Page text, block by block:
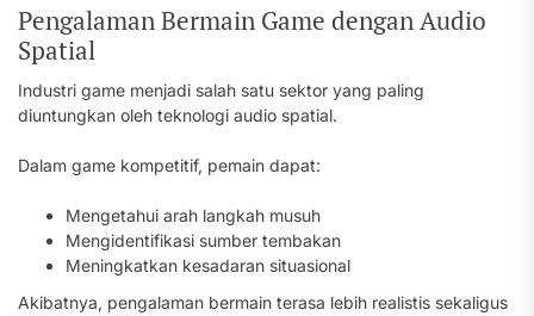
Pengalaman Bermain Game dengan Audio
Spatial
Industri game menjadi salah satu sektor yang paling
diuntungkan oleh teknologi audio spatial.
Dalam game kompetitif, pemain dapat:
Mengetahui arah langkah musuh
Mengidentifikasi sumber tembakan
Meningkatkan kesadaran situasional
Akibatnya, pengalaman bermain terasa lebih realistis sekaligus